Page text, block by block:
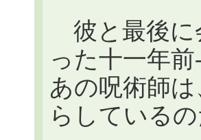
彼と最後に
った十一年
あの呪術師
らしている